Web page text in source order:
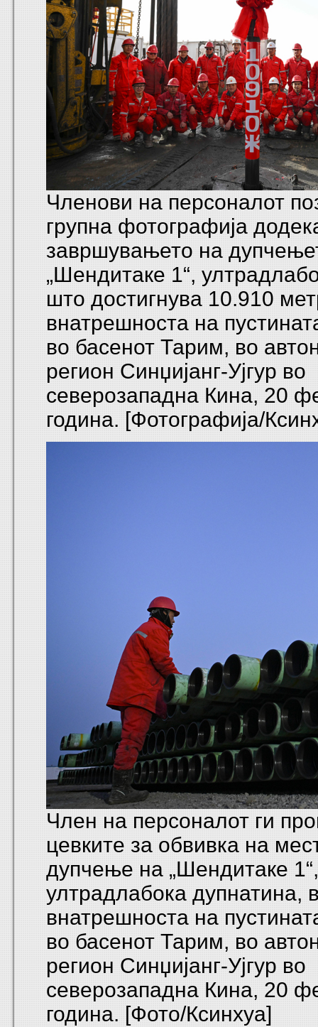
Членови на персоналот
групна фотографија
завршувањето на
„Шендитаке 1“,
што достигнува 10.910
внатрешноста на
во басенот Тарим, во
регион Синџијанг-Ујгур во
северозападна Кина, 20
година. [Фотографија/
Член на персоналот ги
цевките за обвивка на
дупчење на „Шендитаке 1“,
ултрадлабока дупнатина,
внатрешноста на
во басенот Тарим, во
регион Синџијанг-Ујгур во
северозападна Кина, 20
година. [Фото/Ксинхуа]